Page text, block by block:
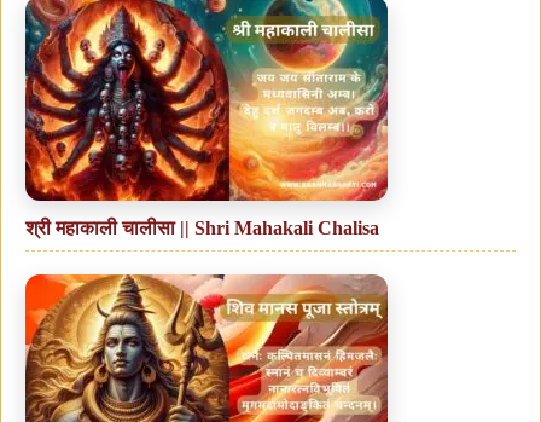
श्री महाकाली चालीसा || Shri Mahakali Chalisa